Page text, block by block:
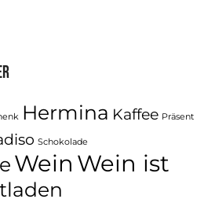
Hermina Kaffee Präsent
Schokolade
Wein Wein ist